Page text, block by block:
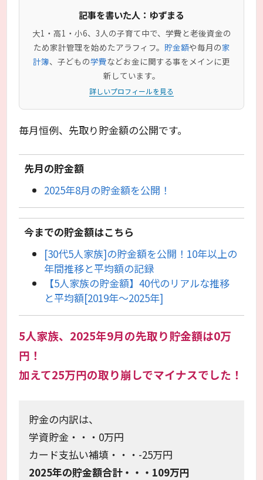
記事を書いた人：ゆずまる
大1・高1・小6、3人の子育て中で、学費と老後資金の
ため家計管理を始めたアラフィフ。 貯金額や毎月の家
計簿、子どもの学費などお金に関する事をメインに更
新しています。
詳しいプロフィールを見る
毎月恒例、先取り貯金額の公開です。
先月の貯金額
2025年8月の貯金額を公開！
今までの貯金額はこちら
[30代5人家族]の貯金額を公開！10年以上の
年間推移と平均額の記録
【5人家族の貯金額】40代のリアルな推移
と平均額[2019年〜2025年]
5人家族、2025年9月の先取り貯金額は0万
円！
加えて25万円の取り崩しでマイナスでした！
貯金の内訳は、
学資貯金・・・0万円
カード支払い補填・・・-25万円
2025年の貯金額合計・・・109万円